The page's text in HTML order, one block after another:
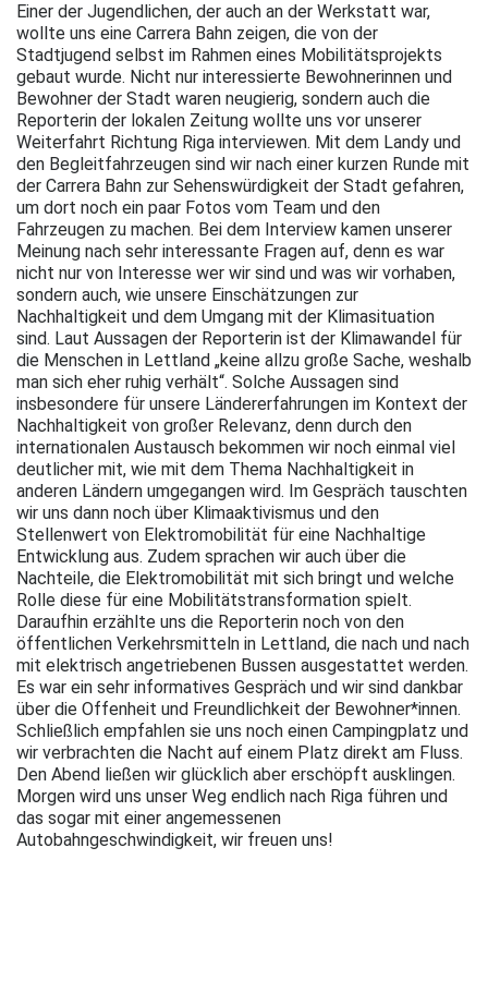
Einer der Jugendlichen, der auch an der Werkstatt war,
wollte uns eine Carrera Bahn zeigen, die von der
Stadtjugend selbst im Rahmen eines Mobilitätsprojekts
gebaut wurde. Nicht nur interessierte Bewohnerinnen und
Bewohner der Stadt waren neugierig, sondern auch die
Reporterin der lokalen Zeitung wollte uns vor unserer
Weiterfahrt Richtung Riga interviewen. Mit dem Landy und
den Begleitfahrzeugen sind wir nach einer kurzen Runde mit
der Carrera Bahn zur Sehenswürdigkeit der Stadt gefahren,
um dort noch ein paar Fotos vom Team und den
Fahrzeugen zu machen. Bei dem Interview kamen unserer
Meinung nach sehr interessante Fragen auf, denn es war
nicht nur von Interesse wer wir sind und was wir vorhaben,
sondern auch, wie unsere Einschätzungen zur
Nachhaltigkeit und dem Umgang mit der Klimasituation
sind. Laut Aussagen der Reporterin ist der Klimawandel für
die Menschen in Lettland „keine allzu große Sache, weshalb
man sich eher ruhig verhält“. Solche Aussagen sind
insbesondere für unsere Ländererfahrungen im Kontext der
Nachhaltigkeit von großer Relevanz, denn durch den
internationalen Austausch bekommen wir noch einmal viel
deutlicher mit, wie mit dem Thema Nachhaltigkeit in
anderen Ländern umgegangen wird. Im Gespräch tauschten
wir uns dann noch über Klimaaktivismus und den
Stellenwert von Elektromobilität für eine Nachhaltige
Entwicklung aus. Zudem sprachen wir auch über die
Nachteile, die Elektromobilität mit sich bringt und welche
Rolle diese für eine Mobilitätstransformation spielt.
Daraufhin erzählte uns die Reporterin noch von den
öffentlichen Verkehrsmitteln in Lettland, die nach und nach
mit elektrisch angetriebenen Bussen ausgestattet werden.
Es war ein sehr informatives Gespräch und wir sind dankbar
über die Offenheit und Freundlichkeit der Bewohner*innen.
Schließlich empfahlen sie uns noch einen Campingplatz und
wir verbrachten die Nacht auf einem Platz direkt am Fluss.
Den Abend ließen wir glücklich aber erschöpft ausklingen.
Morgen wird uns unser Weg endlich nach Riga führen und
das sogar mit einer angemessenen
Autobahngeschwindigkeit, wir freuen uns!